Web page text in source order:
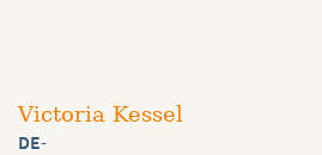
Victoria Kessel
DE-